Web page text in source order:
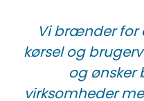
Vi brænder for
kørsel og
og
virksomheder